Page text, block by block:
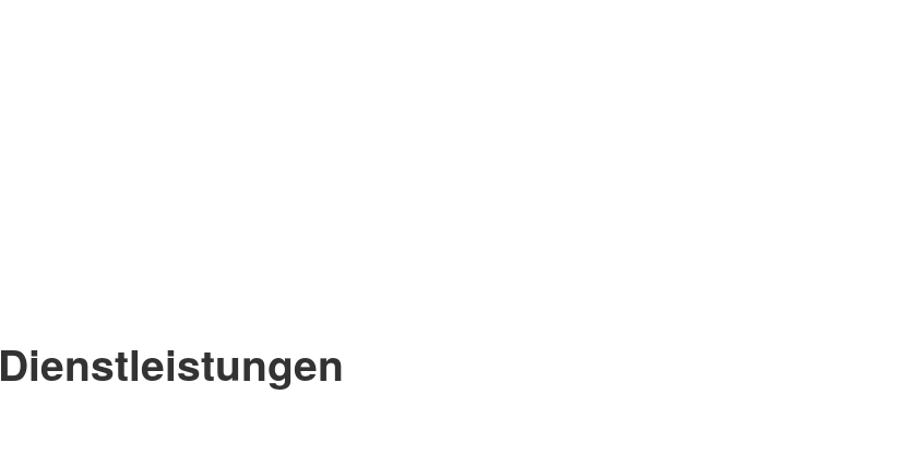
Dienstleistungen